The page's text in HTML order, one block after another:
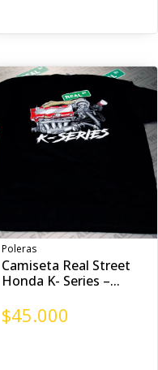
Poleras
Camiseta Real Street
Honda K- Series –...
$45.000